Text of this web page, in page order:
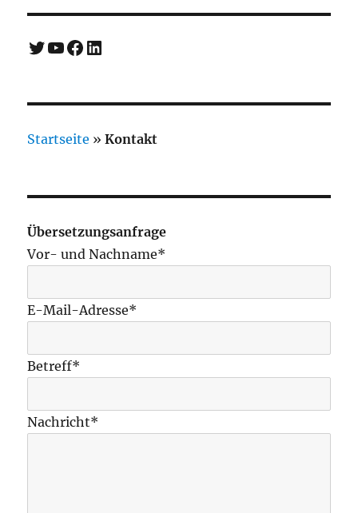
Twitter
YouTube
Facebook
LinkedIn
Startseite »Kontakt
Übersetzungsanfrage
Vor- und Nachname*
E-Mail-Adresse*
Betreff*
Nachricht*